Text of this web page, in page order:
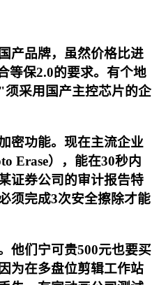
产品牌，虽然价格比进
等保2.0的要求。有个地
采用国产主控芯片的企
密功能。现在主流企业
Erase），能在30秒内
证券公司的审计报告特
须完成3次安全擦除才能
他们宁可贵500元也要买
为在多盘位剪辑工作站